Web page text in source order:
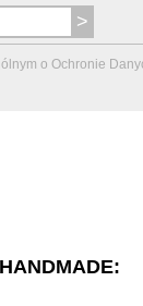
o Ochronie
HANDMADE: